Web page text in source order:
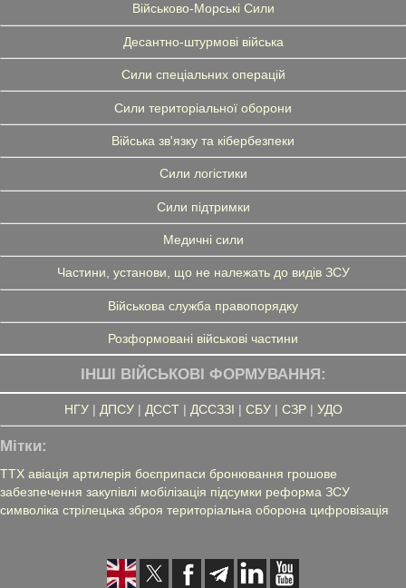
Військово-Морські Сили
Десантно-штурмові війська
Сили спеціальних операцій
Сили територіальної оборони
Війська зв'язку та кібербезпеки
Сили логістики
Сили підтримки
Медичні сили
Частини, установи, що не належать до видів ЗСУ
Військова служба правопорядку
Розформовані військові частини
ІНШІ ВІЙСЬКОВІ ФОРМУВАННЯ:
НГУ| ДПСУ| ДССТ| ДССЗЗІ | СБУ| СЗР| УДО
Мітки:
ТТХ авіація артилерія боєприпаси бронювання грошове
забезпечення закупівлі мобілізація підсумки реформа ЗСУ
символіка стрілецька зброя територіальна оборона цифровізація